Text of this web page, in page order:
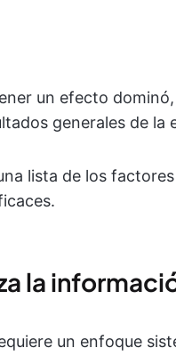
un efecto
generales de la
lista de los
la
un enfoque